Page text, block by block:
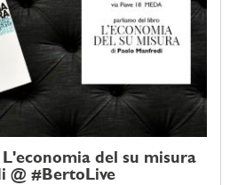
del su misura
@ #BertoLive